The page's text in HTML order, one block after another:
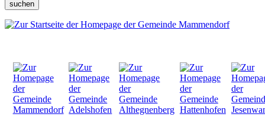
suchen